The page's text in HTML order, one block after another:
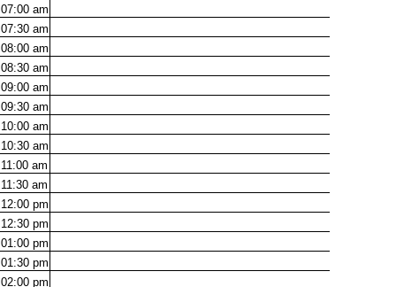
07:00 am
07:30 am
08:00 am
08:30 am
09:00 am
09:30 am
10:00 am
10:30 am
11:00 am
11:30 am
12:00 pm
12:30 pm
01:00 pm
01:30 pm
02:00 pm